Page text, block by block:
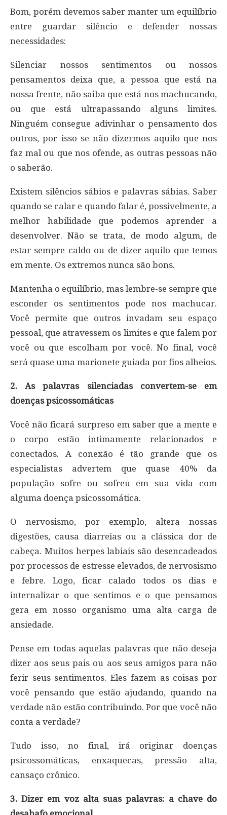
Bom, porém devemos saber manter um equilíbrio
entre guardar silêncio e defender nossas
necessidades:
Silenciar nossos sentimentos ou nossos
pensamentos deixa que, a pessoa que está na
nossa frente, não saiba que está nos machucando,
ou que está ultrapassando alguns limites.
Ninguém consegue adivinhar o pensamento dos
outros, por isso se não dizermos aquilo que nos
faz mal ou que nos ofende, as outras pessoas não
o saberão.
Existem silêncios sábios e palavras sábias. Saber
quando se calar e quando falar é, possivelmente, a
melhor habilidade que podemos aprender a
desenvolver. Não se trata, de modo algum, de
estar sempre caldo ou de dizer aquilo que temos
em mente. Os extremos nunca são bons.
Mantenha o equilíbrio, mas lembre-se sempre que
esconder os sentimentos pode nos machucar.
Você permite que outros invadam seu espaço
pessoal, que atravessem os limites e que falem por
você ou que escolham por você. No final, você
será quase uma marionete guiada por fios alheios.
2. As palavras silenciadas convertem-se em
doenças psicossomáticas
Você não ficará surpreso em saber que a mente e
o corpo estão intimamente relacionados e
conectados. A conexão é tão grande que os
especialistas advertem que quase 40% da
população sofre ou sofreu em sua vida com
alguma doença psicossomática.
O nervosismo, por exemplo, altera nossas
digestões, causa diarreias ou a clássica dor de
cabeça. Muitos herpes labiais são desencadeados
por processos de estresse elevados, de nervosismo
e febre. Logo, ficar calado todos os dias e
internalizar o que sentimos e o que pensamos
gera em nosso organismo uma alta carga de
ansiedade.
Pense em todas aquelas palavras que não deseja
dizer aos seus pais ou aos seus amigos para não
ferir seus sentimentos. Eles fazem as coisas por
você pensando que estão ajudando, quando na
verdade não estão contribuindo. Por que você não
conta a verdade?
Tudo isso, no final, irá originar doenças
psicossomáticas, enxaquecas, pressão alta,
cansaço crônico.
3. Dizer em voz alta suas palavras: a chave do